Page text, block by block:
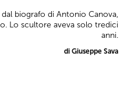
biografo di Antonio Canova,
Lo scultore aveva solo tredici
anni.
di Giuseppe Sava